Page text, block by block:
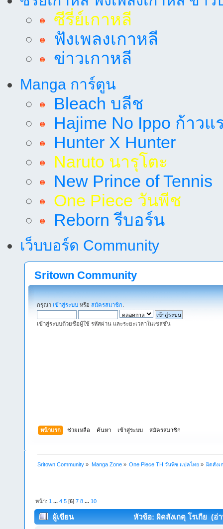
ซีรี่ย์เกาหลี
ฟังเพลงเกาหลี
ข่าวเกาหลี
Manga การ์ตูน
Bleach บลีช
Hajime No Ippo ก้าวแ
Hunter X Hunter
Naruto นารุโตะ
New Prince of Tennis
One Piece วันพีช
Reborn รีบอร์น
เว็บบอร์ด Community
Sritown Community
กรุณา เข้าสู่ระบบ หรือ สมัครสมาชิก
เข้าสู่ระบบด้วยชื่อผู้ใช้ รหัสผ่าน และระยะเวลาในเซสชั่น
หน้าแรก ช่วยเหลือ ค้นหา เข้าสู่ระบบ สมัครสมาชิก
Sritown Community » Manga Zone» One Piece TH วันพีช แปลไทย» ผิดสังเ
หน้า: 1 ...4 5 [6]7 8 ... 10
ผู้เขียน หัวข้อ: ผิดสังเกตุ โรเกีย (อ่